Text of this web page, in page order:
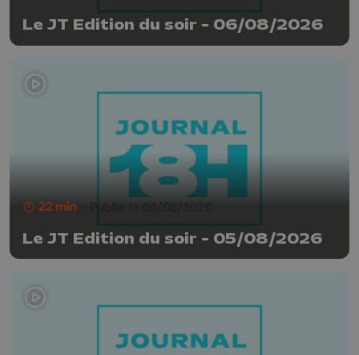
Le JT Edition du soir - 06/08/2026
22 min
Le JT Edition du soir - 05/08/2026